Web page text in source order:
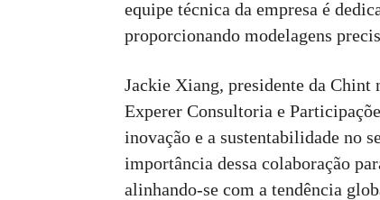
equipe técnica da empresa é
proporcionando modelagens
Jackie Xiang, presidente da
Experer Consultoria e
inovação e a sustentabilidade no
importância dessa colaboração
alinhando-se com a tendência